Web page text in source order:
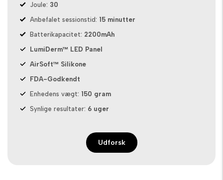
Joule: 30
Anbefalet sessionstid: 15 minutter
Batterikapacitet: 2200mAh
LumiDerm™ LED Panel
AirSoft™ Silikone
FDA-Godkendt
Enhedens vægt: 150 gram
Synlige resultater: 6 uger
Udforsk